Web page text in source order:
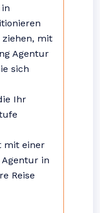
mit
Agentur
sich
Ihr
mit einer
in
Reise